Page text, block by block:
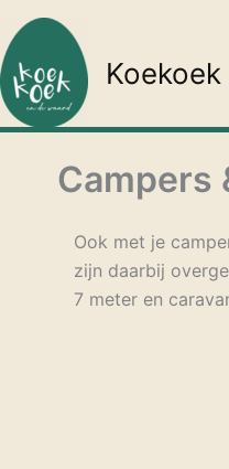
naar
de
inhoud
Campers
Ook met je
zijn daarbij
7 meter en